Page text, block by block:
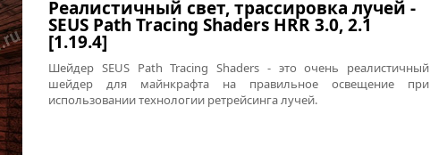
Реалистичный свет, трассировка лучей -
SEUS Path Tracing Shaders HRR 3.0, 2.1
[1.19.4]
Шейдер SEUS Path Tracing Shaders - это очень реалистичный
шейдер для майнкрафта на правильное освещение при
использовании технологии ретрейсинга лучей.